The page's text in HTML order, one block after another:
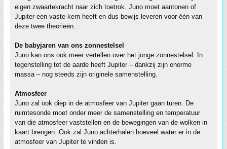
eigen zwaartekracht naar zich toetrok. Juno moet aantonen of
Jupiter een vaste kern heeft en dus bewijs leveren voor één van
deze twee theorieën.
De babyjaren van ons zonnestelsel
Juno kan ons ook meer vertellen over het jonge zonnestelsel. In
tegenstelling tot de aarde heeft Jupiter – dankzij zijn enorme
massa – nog steeds zijn originele samenstelling.
Atmosfeer
Juno zal ook diep in de atmosfeer van Jupiter gaan turen. De
ruimtesonde moet onder meer de samenstelling en temperatuur
van die atmosfeer vaststellen en de bewegingen van de wolken in
kaart brengen. Ook zal Juno achterhalen hoeveel water er in de
atmosfeer van Jupiter te vinden is.